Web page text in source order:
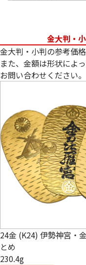
金大判・
金大判・小判の参考価
また、金額は形状によ
お問い合わせください。
24金 (K24) 伊勢神宮・
とめ
230.4g